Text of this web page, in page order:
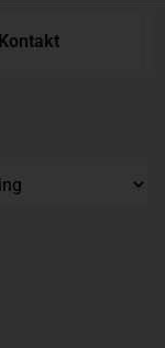
Kontakt